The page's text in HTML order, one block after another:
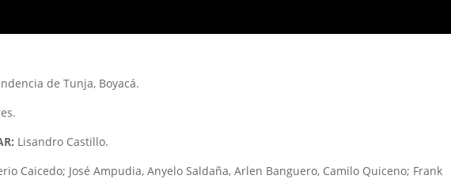
de Tunja, Boyacá.
Lisandro Castillo.
Caicedo; José Ampudia, Anyelo Saldaña, Arlen Banguero, Camilo Quiceno; Frank